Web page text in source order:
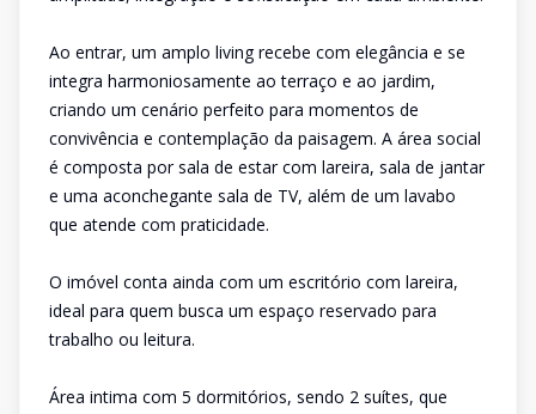
Ao entrar, um amplo living recebe com elegância e se
integra harmoniosamente ao terraço e ao jardim,
criando um cenário perfeito para momentos de
convivência e contemplação da paisagem. A área social
é composta por sala de estar com lareira, sala de jantar
e uma aconchegante sala de TV, além de um lavabo
que atende com praticidade.
O imóvel conta ainda com um escritório com lareira,
ideal para quem busca um espaço reservado para
trabalho ou leitura.
Área intima com 5 dormitórios, sendo 2 suítes, que